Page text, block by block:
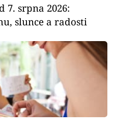
7. srpna 2026:
slunce a radosti